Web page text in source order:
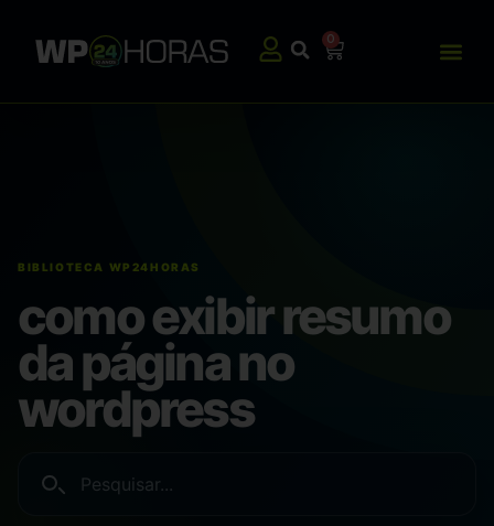
0
como exibir resumo
da página no
wordpress